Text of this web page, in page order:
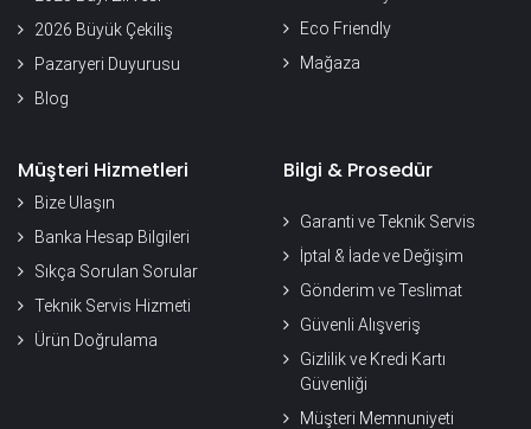
2026 Büyük Çekiliş
Pazaryeri Duyurusu
Blog
Eco Friendly
Mağaza
Müşteri Hizmetleri
Bize Ulaşın
Banka Hesap Bilgileri
Sıkça Sorulan Sorular
Teknik Servis Hizmeti
Ürün Doğrulama
Bilgi & Prosedür
Garanti ve Teknik Servis
İptal & İade ve Değişim
Gönderim ve Teslimat
Güvenli Alışveriş
Gizlilik ve Kredi Kartı
Güvenliği
Müşteri Memnuniyeti